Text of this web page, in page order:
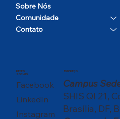
Sobre Nós
Comunidade
Contato
ENDEREÇO
Campus
SHIS QI 21,
Brasília, DF,
REDES
SOCIAIS
Facebook
LinkedIn
Instagram